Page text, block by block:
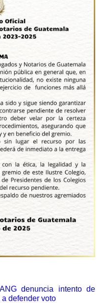
denuncia intento de
defender voto